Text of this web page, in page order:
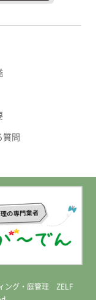
質問
ング・庭管理 ZELF